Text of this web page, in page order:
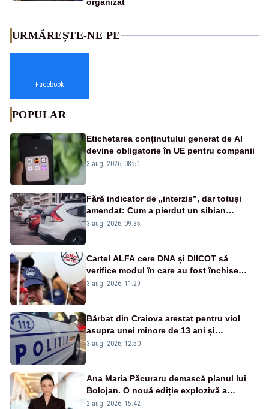
URMĂREȘTE-NE PE
Facebook
POPULAR
Etichetarea conținutului generat de AI
devine obligatorie în UE pentru companii
3 aug. 2026, 08:51
Fără indicator de „interzis”, dar totuși
amendat: Cum a pierdut un sibian
procesul pentru o parcare în centrul
3 aug. 2026, 09:35
Cartel ALFA cere DNA și DIICOT să
verifice modul în care au fost închise
centralele pe cărbune
3 aug. 2026, 11:29
Bărbat din Craiova arestat pentru viol
asupra unei minore de 13 ani și
pornografie infantilă
3 aug. 2026, 12:50
Ana Maria Păcuraru demască planul lui
Bolojan. O nouă ediție explozivă a
emisiunii „Miza Zilei” la Realitatea PLUS
2 aug. 2026, 15:42